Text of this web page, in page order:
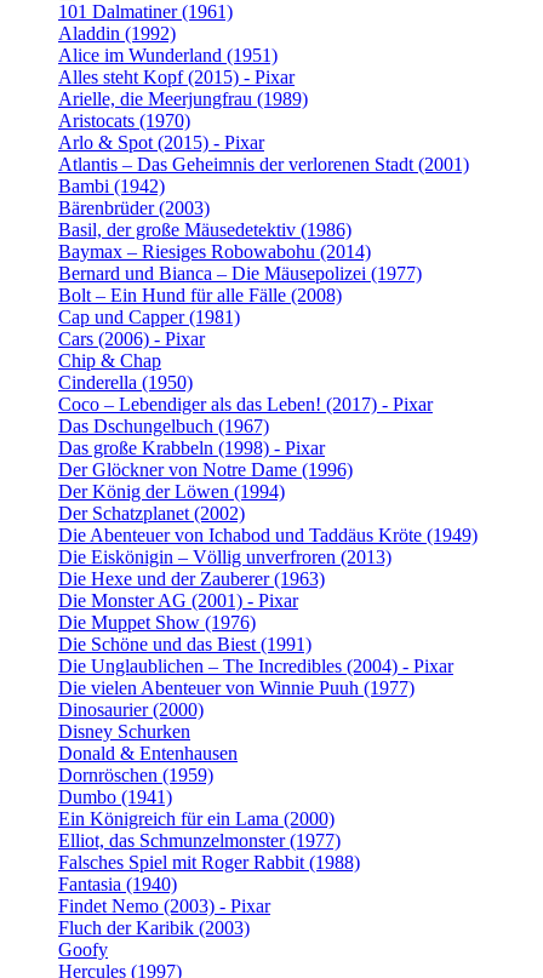
101 Dalmatiner (1961)
Aladdin (1992)
Alice im Wunderland (1951)
Alles steht Kopf (2015) - Pixar
Arielle, die Meerjungfrau (1989)
Aristocats (1970)
Arlo & Spot (2015) - Pixar
Atlantis – Das Geheimnis der verlorenen Stadt (2001)
Bambi (1942)
Bärenbrüder (2003)
Basil, der große Mäusedetektiv (1986)
Baymax – Riesiges Robowabohu (2014)
Bernard und Bianca – Die Mäusepolizei (1977)
Bolt – Ein Hund für alle Fälle (2008)
Cap und Capper (1981)
Cars (2006) - Pixar
Chip & Chap
Cinderella (1950)
Coco – Lebendiger als das Leben! (2017) - Pixar
Das Dschungelbuch (1967)
Das große Krabbeln (1998) - Pixar
Der Glöckner von Notre Dame (1996)
Der König der Löwen (1994)
Der Schatzplanet (2002)
Die Abenteuer von Ichabod und Taddäus Kröte (1949)
Die Eiskönigin – Völlig unverfroren (2013)
Die Hexe und der Zauberer (1963)
Die Monster AG (2001) - Pixar
Die Muppet Show (1976)
Die Schöne und das Biest (1991)
Die Unglaublichen – The Incredibles (2004) - Pixar
Die vielen Abenteuer von Winnie Puuh (1977)
Dinosaurier (2000)
Disney Schurken
Donald & Entenhausen
Dornröschen (1959)
Dumbo (1941)
Ein Königreich für ein Lama (2000)
Elliot, das Schmunzelmonster (1977)
Falsches Spiel mit Roger Rabbit (1988)
Fantasia (1940)
Findet Nemo (2003) - Pixar
Fluch der Karibik (2003)
Goofy
Hercules (1997)